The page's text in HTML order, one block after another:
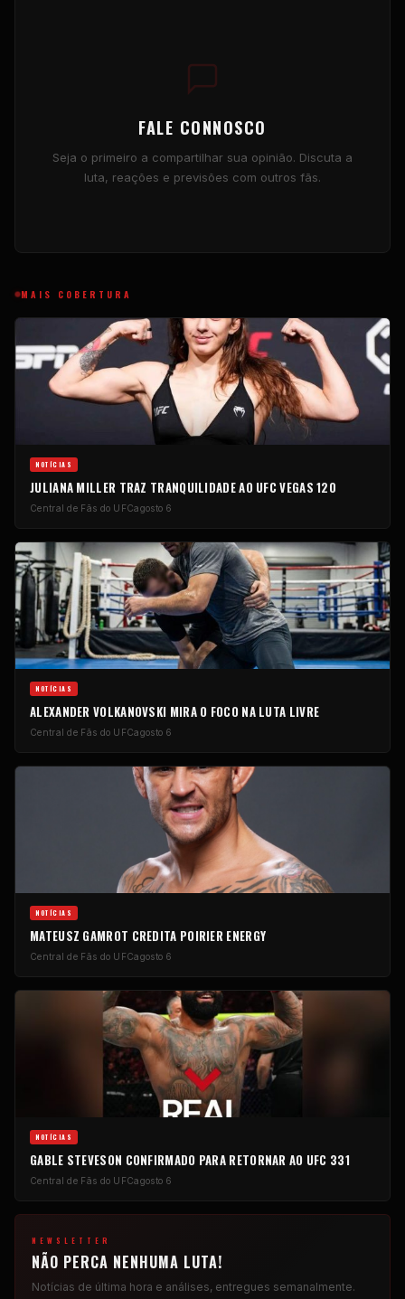
FALE CONNOSCO
Seja o primeiro a compartilhar sua opinião. Discuta a
luta, reações e previsões com outros fãs.
MAIS COBERTURA
NOTÍCIAS
JULIANA MILLER TRAZ TRANQUILIDADE AO UFC VEGAS 120
Central de Fãs do UFCagosto 6
NOTÍCIAS
ALEXANDER VOLKANOVSKI MIRA O FOCO NA LUTA LIVRE
Central de Fãs do UFCagosto 6
NOTÍCIAS
MATEUSZ GAMROT CREDITA POIRIER ENERGY
Central de Fãs do UFCagosto 6
NOTÍCIAS
GABLE STEVESON CONFIRMADO PARA RETORNAR AO UFC 331
Central de Fãs do UFCagosto 6
NEWSLETTER
NÃO PERCA NENHUMA LUTA!
Notícias de última hora e análises, entregues semanalmente.